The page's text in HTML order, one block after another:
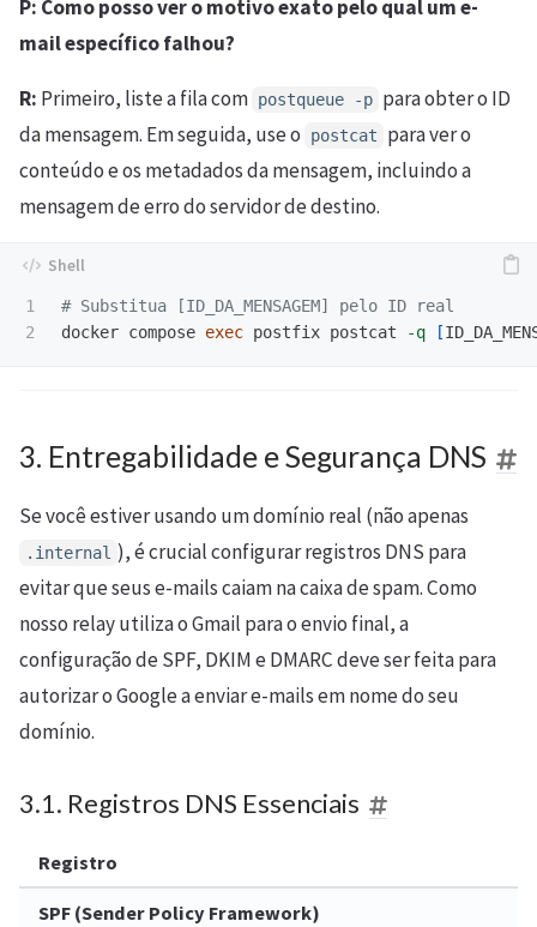
P: Como posso ver o motivo exato pelo qual um e-
mail específico falhou?
R: Primeiro, liste a fila com postqueue -p para obter o ID
da mensagem. Em seguida, use o
postcat
para ver o
conteúdo e os metadados da mensagem, incluindo a
mensagem de erro do servidor de destino.
1
# Substitua [ID_DA_MENSAGEM] pelo ID real
docker compose exec postfix postcat -q [
3. Entregabilidade e Segurança DNS
Se você estiver usando um domínio real (não apenas
.internal ), é crucial configurar registros DNS para
evitar que seus e-mails caiam na caixa de spam. Como
nosso relay utiliza o Gmail para o envio final, a
configuração de SPF, DKIM e DMARC deve ser feita para
autorizar o Google a enviar e-mails em nome do seu
domínio.
3.1. Registros DNS Essenciais
Registro
SPF (Sender Policy Framework)